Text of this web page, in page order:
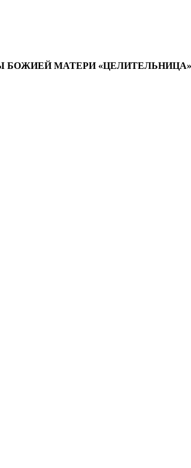
МАТЕРИ «ЦЕЛИТЕЛЬНИЦА»